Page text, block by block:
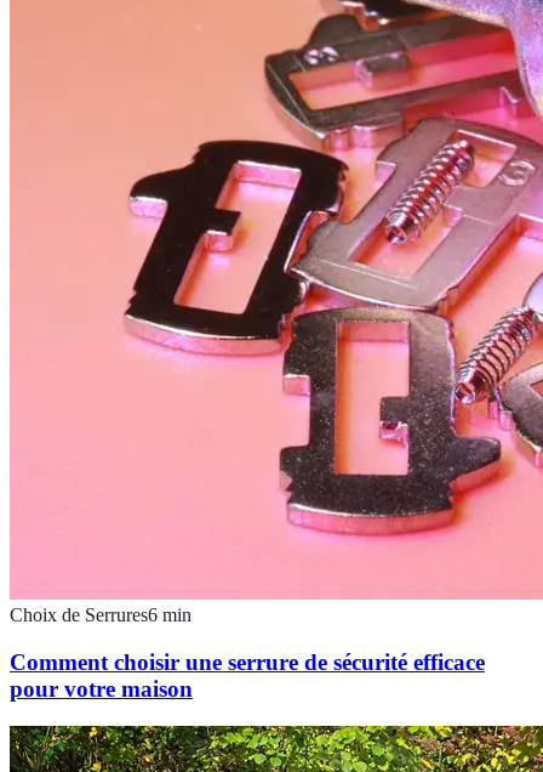
Choix de Serrures6 min
Comment choisir une serrure de sécurité efficace
pour votre maison